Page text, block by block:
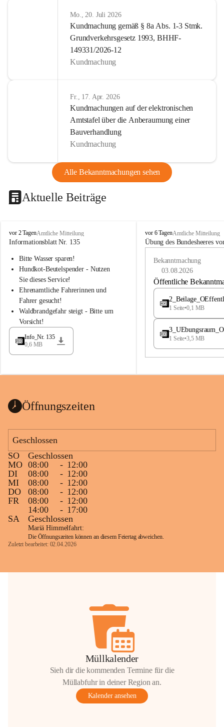
Mo., 20. Juli 2026
Kundmachung gemäß § 8a Abs. 1-3 Stmk.
Grundverkehrsgesetz 1993, BHHF-
149331/2026-12
Kundmachung
Fr., 17. Apr. 2026
Kundmachungen auf der elektronischen
Amtstafel über die Anberaumung einer
Bauverhandlung
Kundmachung
Alle Bekanntmachungen sehen
Aktuelle Beiträge
B
u
h
a
d
l
a
vor 2 TagenAmtliche Mitteilung
Informationsblatt Nr. 135
Bitte Wasser sparen!
Hundkot-Beutelspender - Nutzen
Sie dieses Service!
Ehrenamtliche Fahrerinnen und
Fahrer gesucht!
Waldbrandgefahr steigt - Bitte um
Vorsicht!
Info_Nr. 135
0,6 MB
B
u
e
a
vor 6 TagenAmtliche Mitteilung
Übung des Bundesheeres
Bekanntmachung
03.08.2026
Öffentliche
1 Seite•0,1 MB
1 Seite•3,5 MB
Öffnungszeiten
Geschlossen
SO
Geschlossen
MO 08:00 - 12:00
DI
08:00 - 12:00
MI
08:00 - 12:00
DO
08:00 - 12:00
FR
08:00 - 12:00
14:00
- 17:00
SA
Geschlossen
Mariä Himmelfahrt:
Die Öffnungszeiten können an diesem Feiertag abweichen.
Zuletzt bearbeitet: 02.04.2026
Müllkalender
Sieh dir die kommenden Termine für die
Müllabfuhr in deiner Region an.
Kalender ansehen